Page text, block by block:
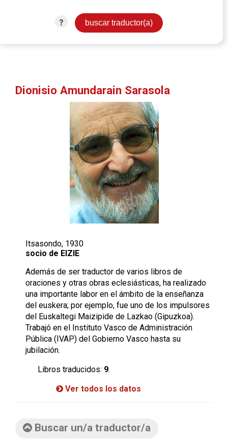
?
Dionisio Amundarain Sarasola
Itsasondo, 1930
socio de EIZIE
Además de ser traductor de varios libros de
oraciones y otras obras eclesiásticas, ha realizado
una importante labor en el ámbito de la enseñanza
del euskera; por ejemplo, fue uno de los impulsores
del Euskaltegi Maizipide de Lazkao (Gipuzkoa).
Trabajó en el Instituto Vasco de Administración
Pública (IVAP) del Gobierno Vasco hasta su
jubilación.
Libros traducidos: 9.
Ver todos los datos
Buscar un/a traductor/a